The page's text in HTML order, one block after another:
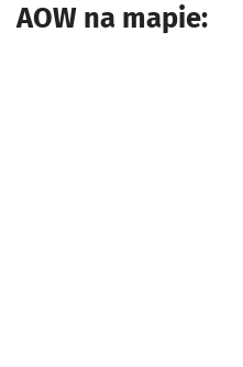
AOW na mapie: